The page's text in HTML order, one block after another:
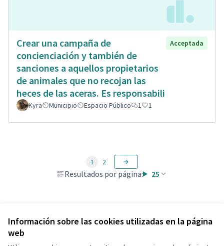
Información sobre las cookies utilizadas en la página
web
Crear una campaña de
concienciación y también de
sanciones a aquellos propietarios
de animales que no recojan las
heces de las aceras. Es responsabili
Acceptada
Kyra Municipio Espacio Público 1 1
Resultados por página: 25
1 2
Ver todas las propuestas retiradas